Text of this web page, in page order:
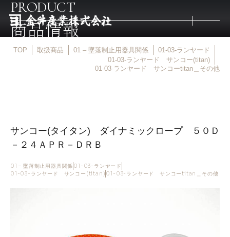
トップ
PRODUCT
商品情報
TOP 取扱商品 01 – 墜落制止用器具関係
01-03-ランヤード
01-03-ランヤード サンコー(titan)
01-03-ランヤード サンコーtitan＿その他
サンコー(タイタン) ダイナミックロープ ５０Ｄ
－２４ＡＰＲ－ＤＲＢ
01 – 墜落制止用器具関係 01-03-ランヤード
01-03-ランヤード サンコー(titan) 01-03-ランヤード サンコーtitan＿その他